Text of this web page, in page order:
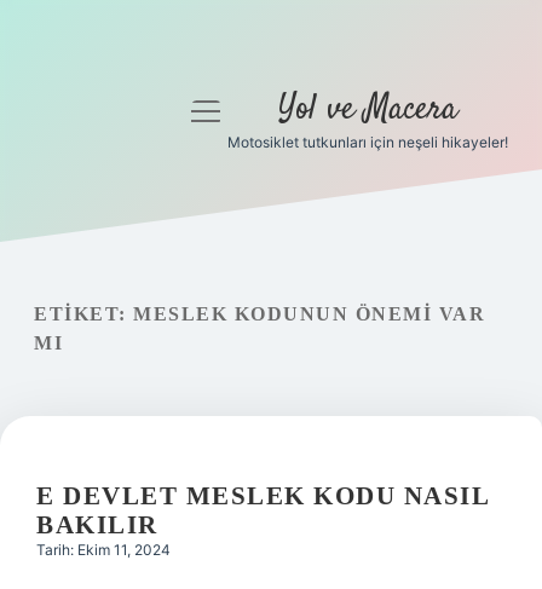
Gizlilik Politikası
Hakkımızda
menüyü
Yol ve Macera
Motosiklet tutkunları için neşeli hikayeler!
ETIKET: MESLEK KODUNUN ÖNEMI VAR
MI
E DEVLET MESLEK KODU NASIL
BAKILIR
Tarih: Ekim 11, 2024